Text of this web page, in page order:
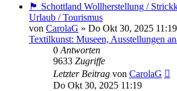
🏴󠁧󠁢󠁳󠁣󠁴󠁿 Schottland Wollherstellung /
Urlaub / Tourismus
von CarolaG » Do Okt 30, 2025 11:19
Textilkunst: Museen, Ausstellungen
0 Antworten
9633 Zugriffe
Letzter Beitrag von CarolaG
Do Okt 30, 2025 11:19